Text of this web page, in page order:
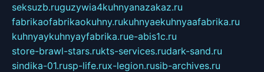
seksuzb.ruguzywia4kuhnyanazakaz.ru
fabrikaofabrikaokuhny.rukuhnyaekuhnyaafabrika.ru
kuhnyaykuhnyayfabrika.rue-abis1c.ru
store-brawl-stars.rukts-services.rudark-sand.ru
sindika-01.rusp-life.rux-legion.rusib-archives.ru